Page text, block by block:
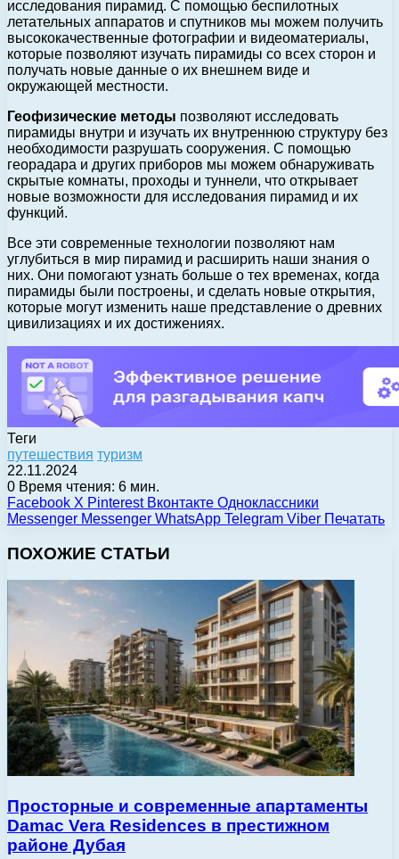
исследования пирамид. С помощью беспилотных
летательных аппаратов и спутников мы можем получить
высококачественные фотографии и видеоматериалы,
которые позволяют изучать пирамиды со всех сторон и
получать новые данные о их внешнем виде и
окружающей местности.
Геофизические методы позволяют исследовать
пирамиды внутри и изучать их внутреннюю структуру без
необходимости разрушать сооружения. С помощью
георадара и других приборов мы можем обнаруживать
скрытые комнаты, проходы и туннели, что открывает
новые возможности для исследования пирамид и их
функций.
Все эти современные технологии позволяют нам
углубиться в мир пирамид и расширить наши знания о
них. Они помогают узнать больше о тех временах, когда
пирамиды были построены, и сделать новые открытия,
которые могут изменить наше представление о древних
цивилизациях и их достижениях.
Теги
путешествия туризм
22.11.2024
0 Время чтения: 6 мин.
Facebook X Pinterest Вконтакте Одноклассники
Messenger Messenger WhatsApp Telegram Viber Печатать
ПОХОЖИЕ СТАТЬИ
Просторные и современные апартаменты
Damac Vera Residences в престижном
районе Дубая